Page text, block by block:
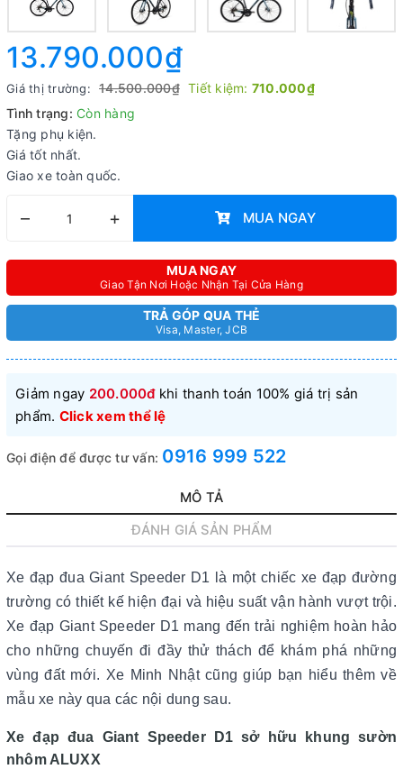
13.790.000₫
Giá thị trường: 14.500.000₫ Tiết kiệm: 710.000₫
Tình trạng: Còn hàng
Tặng phụ kiện.
Giá tốt nhất.
Giao xe toàn quốc.
– + MUA NGAY
MUA NGAY
Giao Tận Nơi Hoặc Nhận Tại Cửa Hàng
TRẢ GÓP QUA THẺ
Visa, Master, JCB
Giảm ngay 200.000đkhi thanh toán 100% giá trị sản
phẩm. Click xem thể lệ
Gọi điện để được tư vấn: 0916 999 522
MÔ TẢ
ĐÁNH GIÁ SẢN PHẨM
Xe đạp đua Giant Speeder D1 là một chiếc xe đạp đường
trường có thiết kế hiện đại và hiệu suất vận hành vượt trội.
Xe đạp Giant Speeder D1 mang đến trải nghiệm hoàn hảo
cho những chuyến đi đầy thử thách để khám phá những
vùng đất mới. Xe Minh Nhật cũng giúp bạn hiểu thêm về
mẫu xe này qua các nội dung sau.
Xe đạp đua Giant Speeder D1 sở hữu khung sườn
nhôm ALUXX